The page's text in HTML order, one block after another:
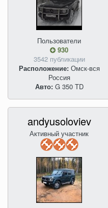
Пользователи
930
3542 публикации
Расположение:Омск-вся
Россия
Авто:G 350 TD
andyusoloviev
Активный участник